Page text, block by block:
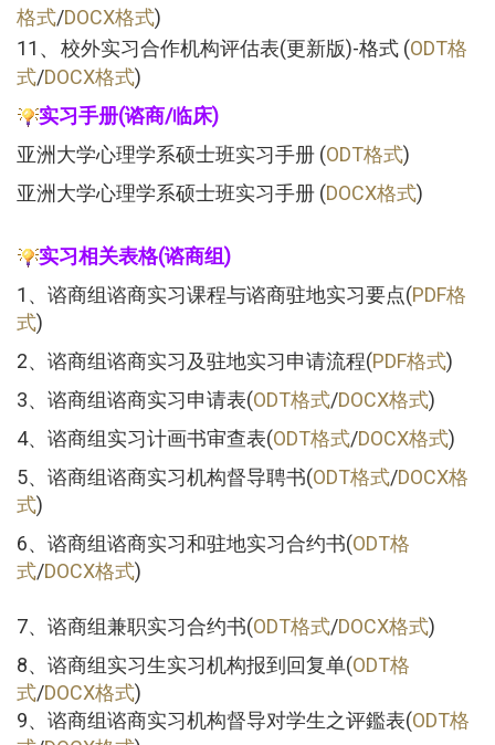
格式/DOCX格式)
11 、 校外实习合作机构评估表(更新版)-格式 (ODT格
式/DOCX格式)
实习手册(谘商/临床)
亚洲大学心理学系硕士班实习手册 (ODT格式)
亚洲大学心理学系硕士班实习手册 (DOCX格式)
实习相关表格(谘商组)
1、谘商组谘商实习课程与谘商驻地实习要点(PDF格
式)
2、谘商组谘商实习及驻地实习申请流程(PDF格式)
3、谘商组谘商实习申请表(ODT格式/DOCX格式)
4、谘商组实习计画书审查表(ODT格式/DOCX格式)
5、谘商组谘商实习机构督导聘书(ODT格式/DOCX格
式)
6、谘商组谘商实习和驻地实习合约书(ODT格
式/DOCX格式)
7、谘商组兼职实习合约书(ODT格式/DOCX格式)
8、谘商组实习生实习机构报到回复单(ODT格
式/DOCX格式)
9、谘商组谘商实习机构督导对学生之评鑑表(ODT格